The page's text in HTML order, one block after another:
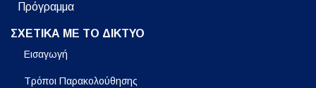
Πρόγραμμα
ΣΧΕΤΙΚΑ ΜΕ ΤΟ ΔΙΚΤΥΟ
Εισαγωγή
Τρόποι Παρακολούθησης